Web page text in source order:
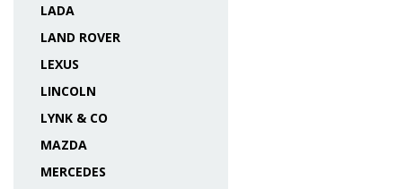
LADA
LAND ROVER
LEXUS
LINCOLN
LYNK & CO
MAZDA
MERCEDES